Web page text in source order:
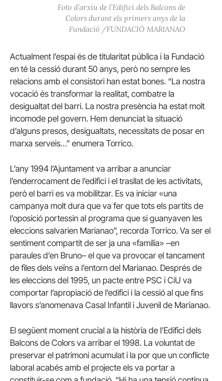
Foto d’arxiu de l’Edifici dels Balcons de
Colors durant els primers anys de la
Fundació /FUNDACIÓ MARIANAO
Actualment l’espai és de titularitat pública i la Fundació
en té la cessió durant 50 anys, però no sempre les
relacions amb el consistori han estat bones. “La nostra
vocació és transformar la realitat, combatre la
desigualtat del barri. La nostra presència ha estat molt
incomode pel govern. Hem denunciat la situació
d’alguns presos, desigualtats, necessitats de posar en
marxa serveis…” enumera Torrico.
L’any 1994 l’Ajuntament va arribar a anunciar
l’enderrocament de l’edifici i el trasllat de les activitats,
però el barri es va mobilitzar. Es va iniciar «una
campanya molt dura que va fer que tots els partits de
l’oposició portessin al programa que si guanyaven les
eleccions salvarien Marianao”, recorda Torrico. Va ser el
sentiment compartit de ser ja una «família» –en
paraules d’en Bruno– el que va provocar el tancament
de files dels veïns a l’entorn del Marianao. Després de
les eleccions del 1995, un pacte entre PSC i CiU va
comportar l’apropiació de l’edifici i la cessió al que fins
llavors s’anomenava Casal Infantil i Juvenil de Marianao.
El següent moment crucial a la història de l’Edifici dels
Balcons de Colors va arribar el 1998. La voluntat de
preservar el patrimoni acumulat i la por que un conflicte
laboral acabés amb el projecte els va portar a